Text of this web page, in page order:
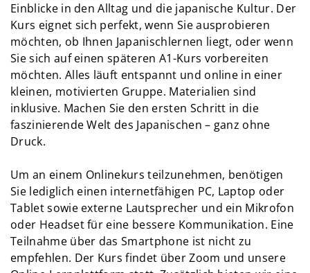
Einblicke in den Alltag und die japanische Kultur. Der
Kurs eignet sich perfekt, wenn Sie ausprobieren
möchten, ob Ihnen Japanischlernen liegt, oder wenn
Sie sich auf einen späteren A1-Kurs vorbereiten
möchten. Alles läuft entspannt und online in einer
kleinen, motivierten Gruppe. Materialien sind
inklusive. Machen Sie den ersten Schritt in die
faszinierende Welt des Japanischen – ganz ohne
Druck.
Um an einem Onlinekurs teilzunehmen, benötigen
Sie lediglich einen internetfähigen PC, Laptop oder
Tablet sowie externe Lautsprecher und ein Mikrofon
oder Headset für eine bessere Kommunikation. Eine
Teilnahme über das Smartphone ist nicht zu
empfehlen. Der Kurs findet über Zoom und unsere